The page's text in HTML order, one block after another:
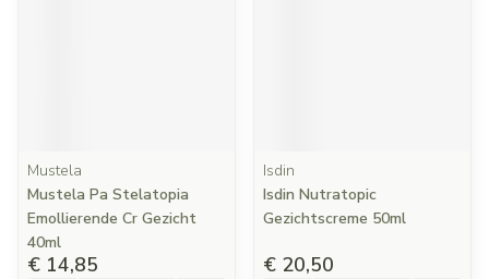
Mustela
Mustela Pa Stelatopia
Emollierende Cr Gezicht
40ml
€ 14,85
Isdin
Isdin Nutratopic
Gezichtscreme 50ml
€ 20,50